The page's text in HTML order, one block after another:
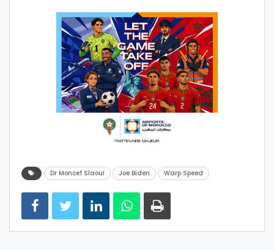
Dr Moncef Slaoui Joe Biden Warp Speed